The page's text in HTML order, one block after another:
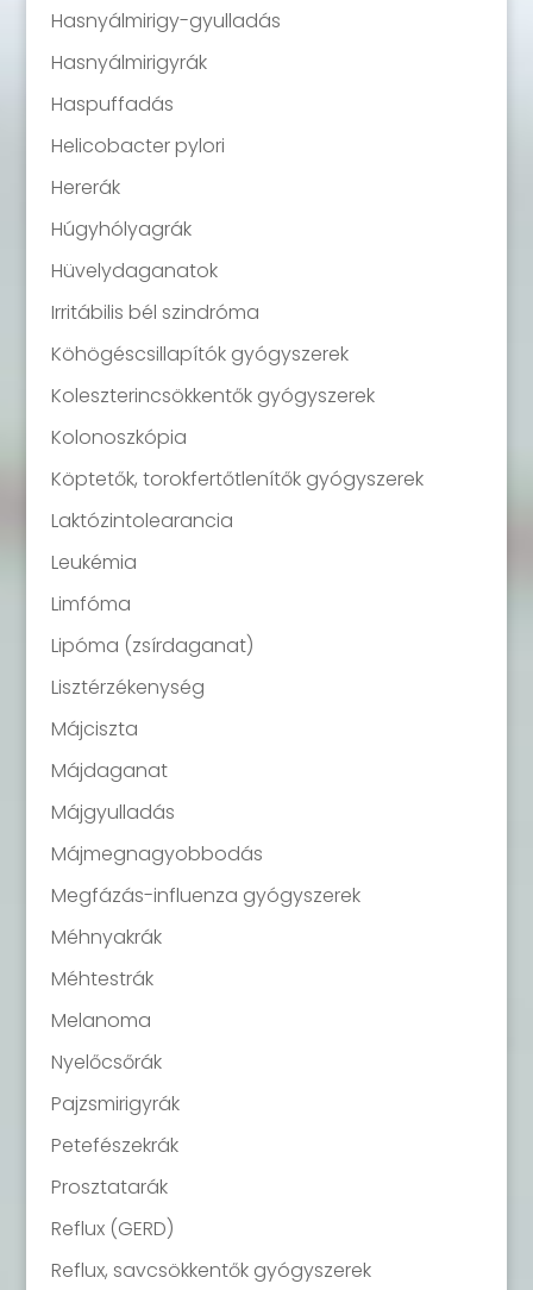
Hasnyálmirigy-gyulladás
Hasnyálmirigyrák
Haspuffadás
Helicobacter pylori
Hererák
Húgyhólyagrák
Hüvelydaganatok
Irritábilis bél szindróma
Köhögéscsillapítók gyógyszerek
Koleszterincsökkentők gyógyszerek
Kolonoszkópia
Köptetők, torokfertőtlenítők gyógyszerek
Laktózintolearancia
Leukémia
Limfóma
Lipóma (zsírdaganat)
Lisztérzékenység
Májciszta
Májdaganat
Májgyulladás
Májmegnagyobbodás
Megfázás-influenza gyógyszerek
Méhnyakrák
Méhtestrák
Melanoma
Nyelőcsőrák
Pajzsmirigyrák
Petefészekrák
Prosztatarák
Reflux (GERD)
Reflux, savcsökkentők gyógyszerek